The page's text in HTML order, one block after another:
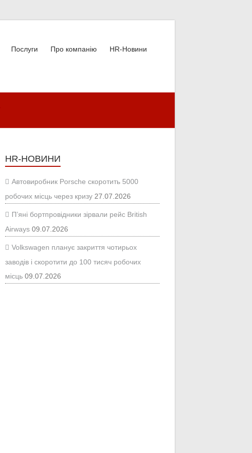
Послуги Про компанію HR-Новини
HR-НОВИНИ
Автовиробник Porsche скоротить 5000
робочих місць через кризу 27.07.2026
П’яні бортпровідники зірвали рейс British
Airways 09.07.2026
Volkswagen планує закриття чотирьох
заводів і скоротити до 100 тисяч робочих
місць 09.07.2026